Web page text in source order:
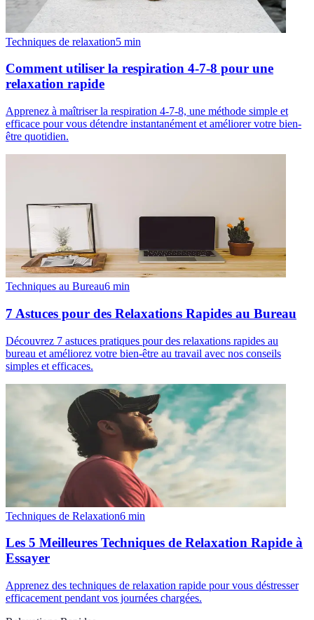
Techniques de relaxation5 min
Comment utiliser la respiration 4-7-8 pour une
relaxation rapide
Apprenez à maîtriser la respiration 4-7-8, une méthode simple et
efficace pour vous détendre instantanément et améliorer votre bien-
être quotidien.
Techniques au Bureau6 min
7 Astuces pour des Relaxations Rapides au Bureau
Découvrez 7 astuces pratiques pour des relaxations rapides au
bureau et améliorez votre bien-être au travail avec nos conseils
simples et efficaces.
Techniques de Relaxation6 min
Les 5 Meilleures Techniques de Relaxation Rapide à
Essayer
Apprenez des techniques de relaxation rapide pour vous déstresser
efficacement pendant vos journées chargées.